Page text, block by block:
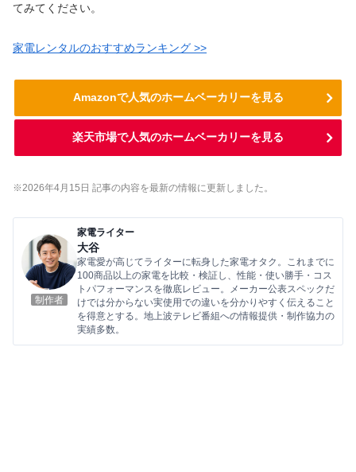
てみてください。
家電レンタルのおすすめランキング >>
Amazonで人気のホームベーカリーを見る
楽天市場で人気のホームベーカリーを見る
※2026年4月15 日 記事の内容を最新の情報に更新しました。
制作者
家電ライター
大谷
家電愛が高じてライターに転身した家電オタク。これまでに
100商品以上の家電を比較・検証し、性能・使い勝手・コス
トパフォーマンスを徹底レビュー。メーカー公表スペックだ
けでは分からない実使用での違いを分かりやすく伝えること
を得意とする。地上波テレビ番組への情報提供・制作協力の
実績多数。